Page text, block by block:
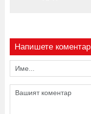
Напишете коментар